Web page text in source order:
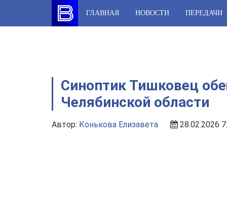
content
ГЛАВНАЯ НОВОСТИ ПЕРЕДАЧИ
Синоптик Тишковец
Челябинской области
Автор: Конькова Елизавета 28.02.2026